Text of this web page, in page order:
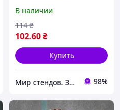
(Именной или с
рисунком)
В наличии
102.60₴
114 ₴
Купить
Мир стендов. Значки, часы, магниты, детские товары и сувениры 98%